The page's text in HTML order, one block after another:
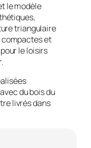
le modèle
triangulaire
compactes et
le loisirs
du bois du
livrés dans